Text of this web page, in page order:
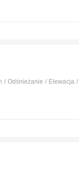
Odśnieżanie Elewacja